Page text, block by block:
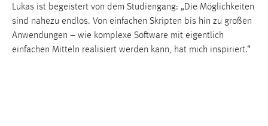
Lukas ist begeistert von dem Studiengang: „Die Möglichkeiten
sind nahezu endlos. Von einfachen Skripten bis hin zu großen
Anwendungen – wie komplexe Software mit eigentlich
einfachen Mitteln realisiert werden kann, hat mich inspiriert.“